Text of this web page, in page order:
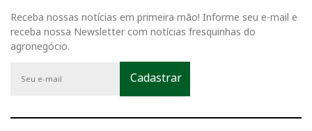
Receba nossas notícias em primeira mão! Informe seu e-mail e
receba nossa Newsletter com notícias fresquinhas do
agronegócio.